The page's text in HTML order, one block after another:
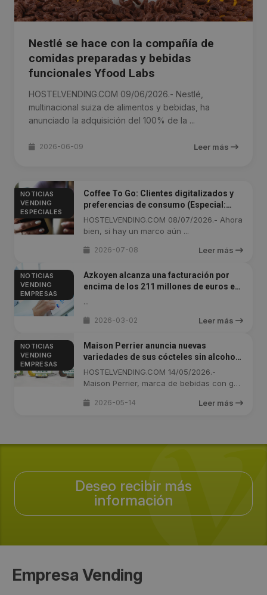
Nestlé se hace con la compañía de
comidas preparadas y bebidas
funcionales Yfood Labs
HOSTELVENDING.COM 09/06/2026.- Nestlé,
multinacional suiza de alimentos y bebidas, ha
anunciado la adquisición del 100% de la ...
2026-06-09 Leer más
NOTICIAS
VENDING
ESPECIALES
Coffee To Go: Clientes digitalizados y
preferencias de consumo (Especial:
Parte 5)
HOSTELVENDING.COM 08/07/2026.- Ahora
bien, si hay un marco aún ...
2026-07-08 Leer más
NOTICIAS
VENDING
EMPRESAS
Azkoyen alcanza una facturación por
encima de los 211 millones de euros en
...
2026-03-02 Leer más
NOTICIAS
VENDING
EMPRESAS
Maison Perrier anuncia nuevas
variedades de sus cócteles sin alcohol
Chic
HOSTELVENDING.COM 14/05/2026.-
Maison Perrier, marca de bebidas con gas
2026-05-14 Leer más
Deseo recibir más
información
Empresa Vending